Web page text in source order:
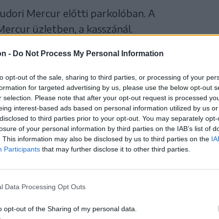
- Do Not Process My Personal Information
opt-out of the sale, sharing to third parties, or processing of your
for targeted advertising by us, please use the below opt-out
selection. Please note that after your opt-out request is processed
interest-based ads based on personal information utilized by us
to third parties prior to your opt-out. You may separately
of your personal information by third parties on the IAB’s list of
This information may also be disclosed by us to third parties on the
Participants that may further disclose it to other third parties.
Data Processing Opt Outs
opt-out of the Sharing of my personal data.
Mercur előtti parkolóban. A
üzletben, a kasszánál.
mondani, hogy ne feledd, hogy
van, és ha már valamelyikben nem
meg az üzletet.
gond, egy talpig úriember az igazgató
Az elégedetlenkedőnek üzenem,
politikáját! És emlékezzen vissza a
a besúgók kivételével, mert csak ők